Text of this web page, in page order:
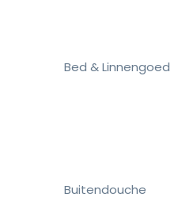
Bed & Linnengoed
Buitendouche